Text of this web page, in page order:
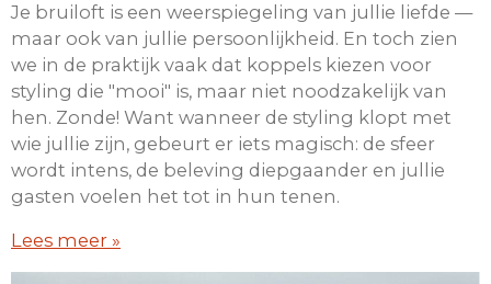
Je bruiloft is een weerspiegeling van jullie liefde —
maar ook van jullie persoonlijkheid. En toch zien
we in de praktijk vaak dat koppels kiezen voor
styling die "mooi" is, maar niet noodzakelijk van
hen. Zonde! Want wanneer de styling klopt met
wie jullie zijn, gebeurt er iets magisch: de sfeer
wordt intens, de beleving diepgaander en jullie
gasten voelen het tot in hun tenen.
Lees meer »